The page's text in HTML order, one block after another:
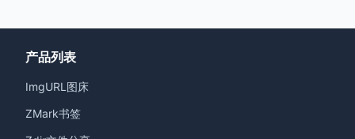
产品列表
ImgURL图床
ZMark书签